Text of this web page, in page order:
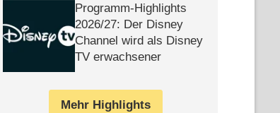
Programm-Highlights
2026/​27: Der Disney
Channel wird als Disney
TV erwachsener
Mehr Highlights